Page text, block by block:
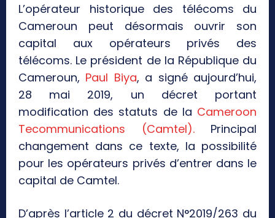
L’opérateur historique des télécoms du
Cameroun peut désormais ouvrir son
capital aux opérateurs privés des
télécoms. Le président de la République du
Cameroun, Paul Biya, a signé aujourd’hui,
28 mai 2019, un décret portant
modification des statuts de la Cameroon
Tecommunications (Camtel).Principal
changement dans ce texte, la possibilité
pour les opérateurs privés d’entrer dans le
capital de Camtel.
D’après l’article 2 du décret N°2019/263 du